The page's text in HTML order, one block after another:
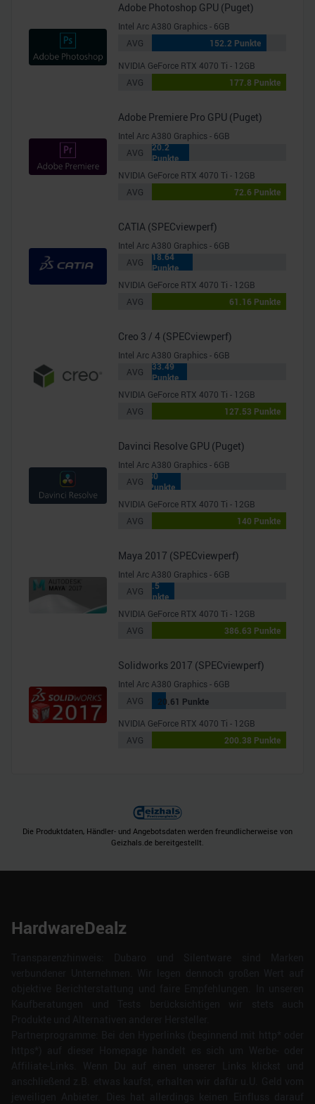
Adobe Photoshop GPU (Puget)
Intel Arc A380 Graphics - 6GB
AVG
152.2 Punkte
NVIDIA GeForce RTX 4070 Ti - 12GB
AVG
177.8 Punkte
Adobe Premiere Pro GPU (Puget)
Intel Arc A380 Graphics - 6GB
AVG
20.2
Punkte
NVIDIA GeForce RTX 4070 Ti - 12GB
AVG
72.6 Punkte
CATIA (SPECviewperf)
Intel Arc A380 Graphics - 6GB
AVG
18.64
Punkte
NVIDIA GeForce RTX 4070 Ti - 12GB
AVG
61.16 Punkte
Creo 3 / 4 (SPECviewperf)
Intel Arc A380 Graphics - 6GB
AVG
33.49
Punkte
NVIDIA GeForce RTX 4070 Ti - 12GB
AVG
127.53 Punkte
Davinci Resolve GPU (Puget)
Intel Arc A380 Graphics - 6GB
AVG
30
Punkte
NVIDIA GeForce RTX 4070 Ti - 12GB
AVG
140 Punkte
Maya 2017 (SPECviewperf)
Intel Arc A380 Graphics - 6GB
AVG 64.5
Punkte
NVIDIA GeForce RTX 4070 Ti - 12GB
AVG
386.63 Punkte
Solidworks 2017 (SPECviewperf)
Intel Arc A380 Graphics - 6GB
AVG
20.61 Punkte
NVIDIA GeForce RTX 4070 Ti - 12GB
AVG
200.38 Punkte
Die Produktdaten, Händler- und Angebotsdaten werden freundlicherweise von
Geizhals.de bereitgestellt.
HardwareDealz